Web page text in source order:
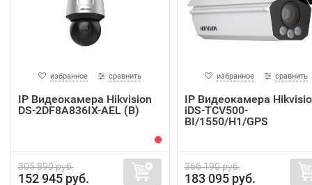
избранное сравнить
IP Видеокамера Hikvision
DS-2DF8A836IX-AEL (B)
305 890 руб.
152 945 руб.
избранное сравнить
IP Видеокамера
iDS-TCV500-
BI/1550/H1/GPS
366 190 руб.
183 095 руб.